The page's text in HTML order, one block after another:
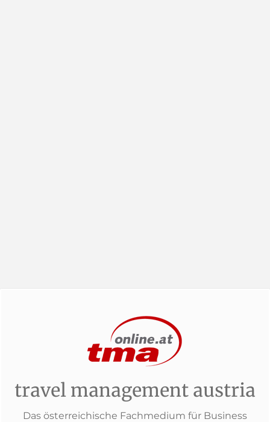
travel management austria
Das österreichische Fachmedium für Business